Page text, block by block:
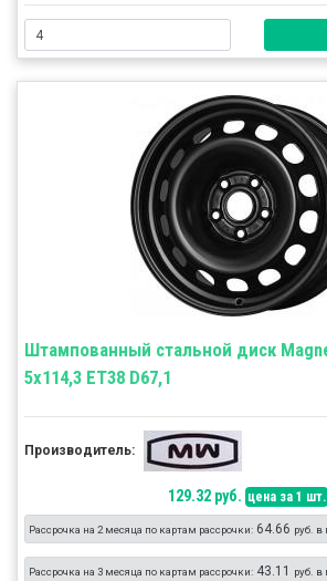
Штампованный стальной диск
5x114,3 ET38 D67,1
Производитель:
129.32 руб. цена за 1 шт.
Рассрочка на 2 месяца по картам рассрочки: 64.66 руб. в
Рассрочка на 3 месяца по картам рассрочки: 43.11 руб. в